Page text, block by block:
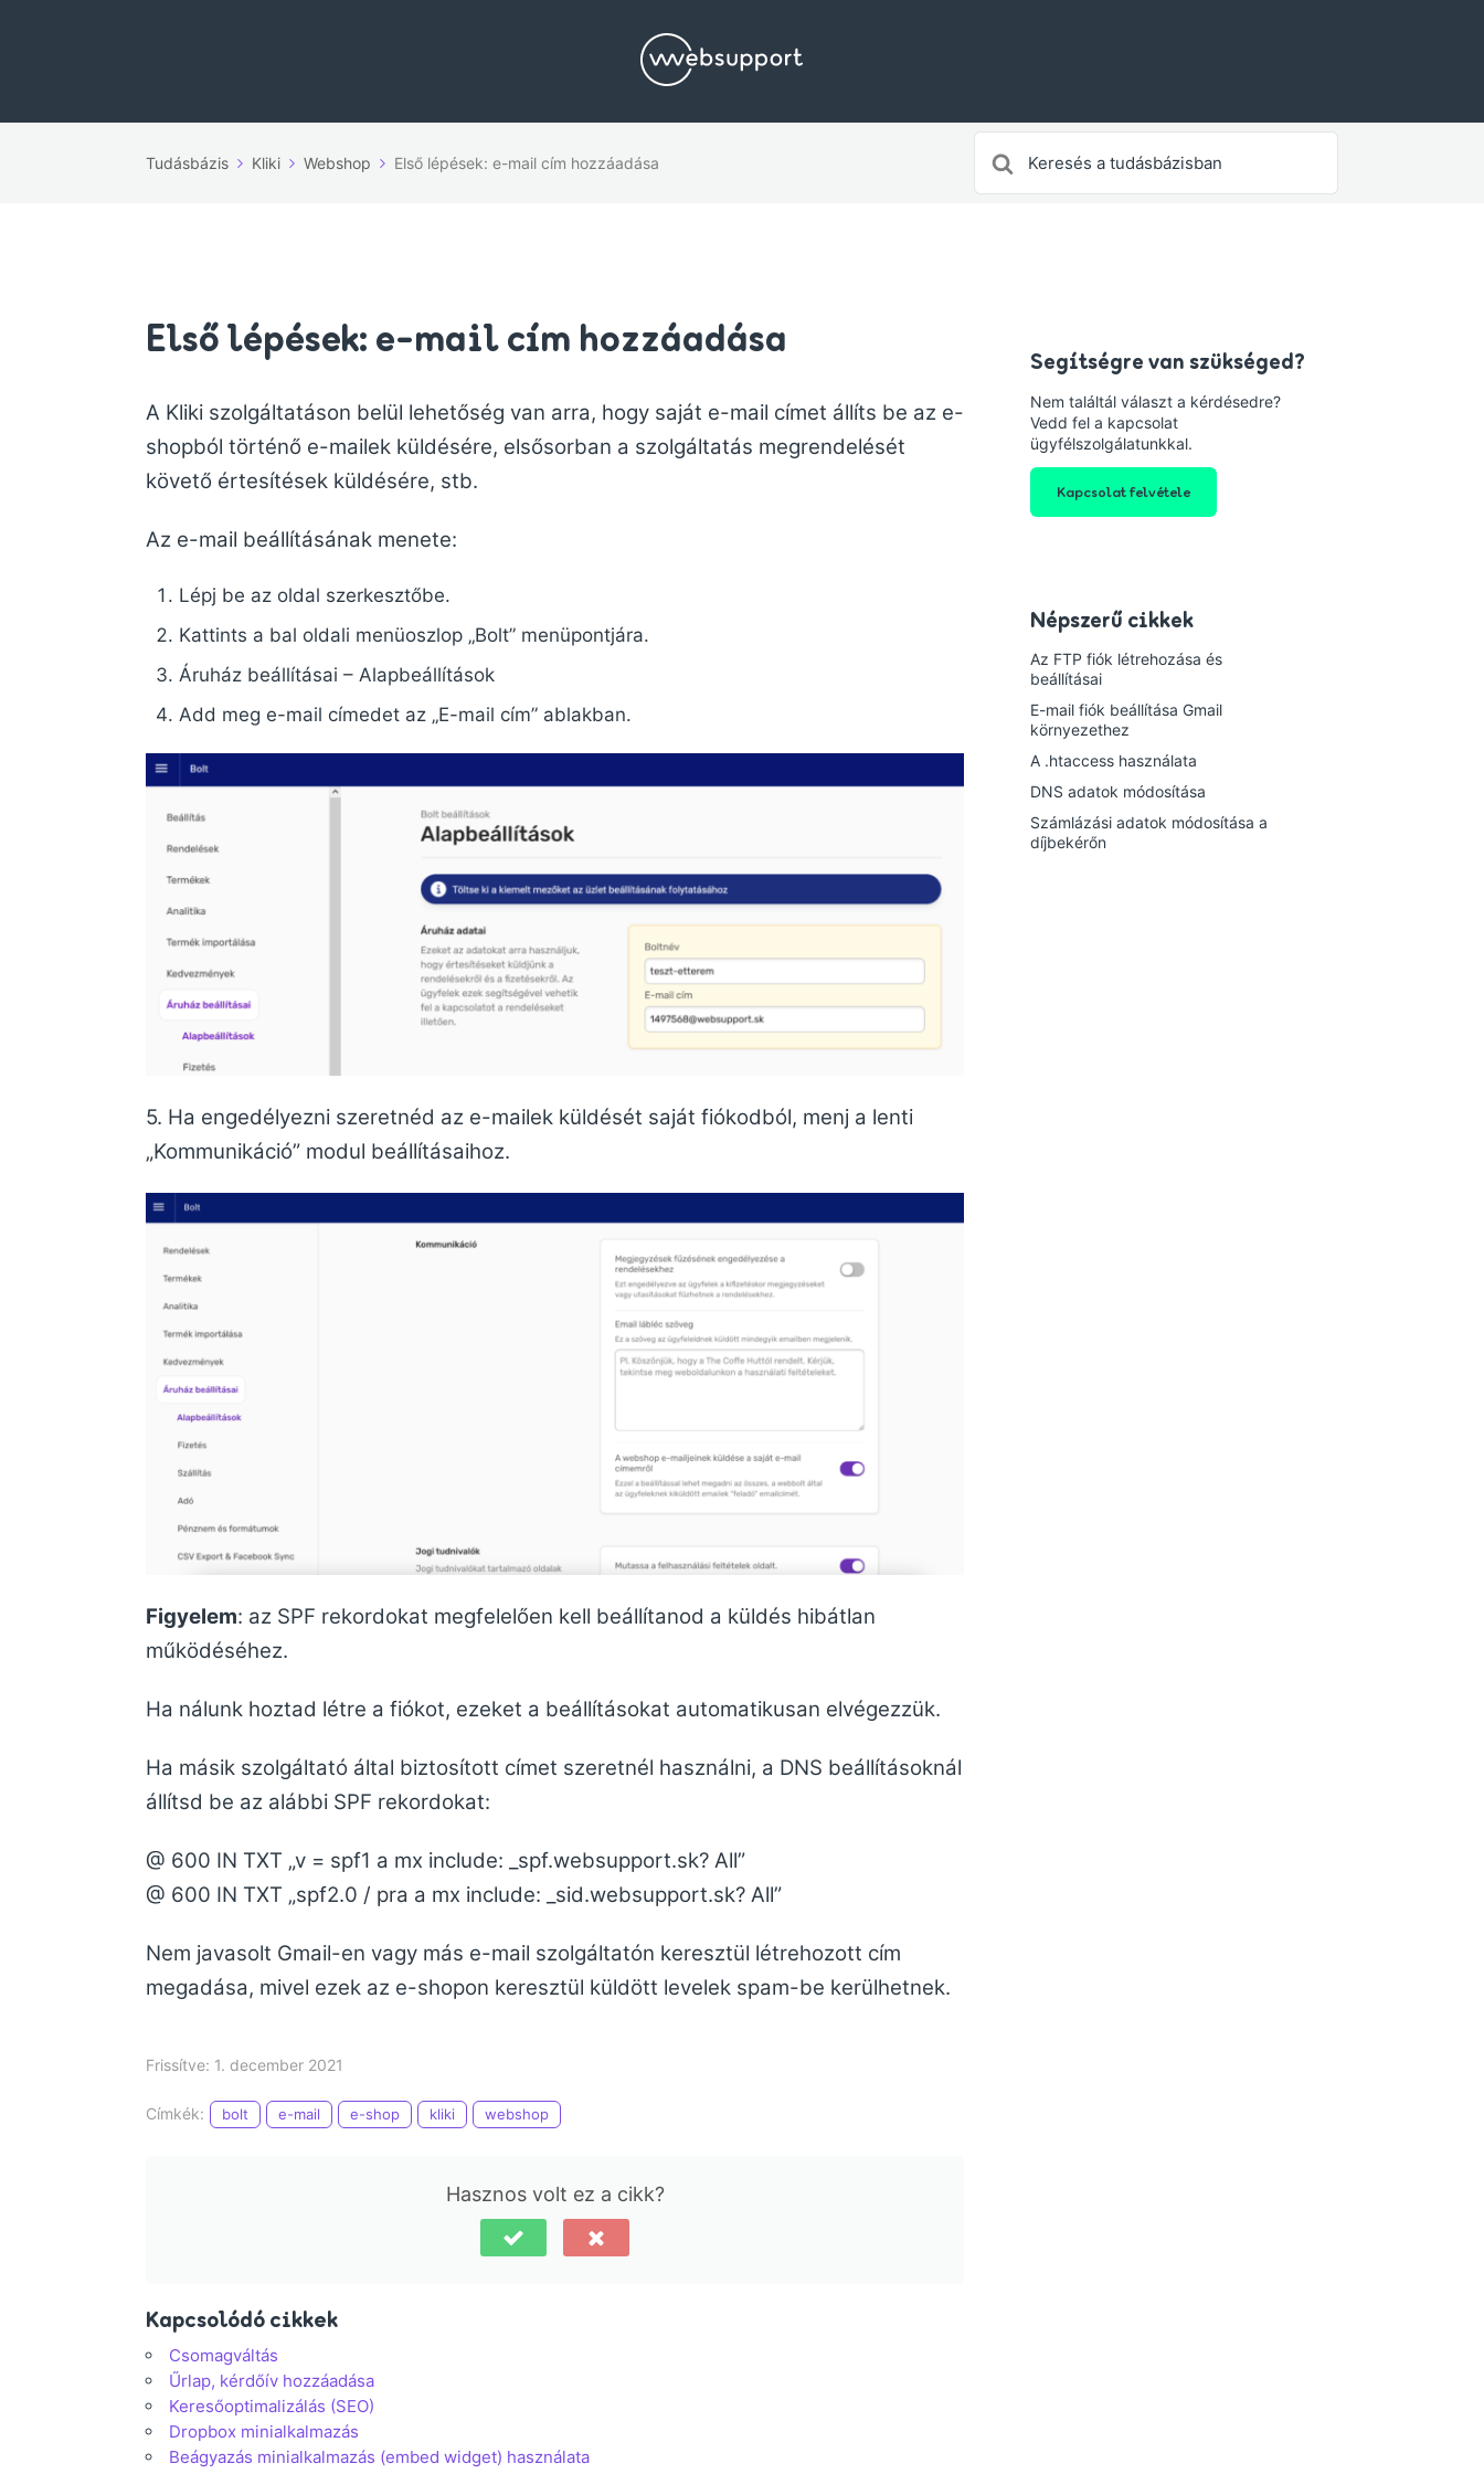
Tudásbázis Kliki Webshop Első lépések: e-mail cím hozzáadása
For
Első lépések: e-mail cím hozzáadása
A Kliki szolgáltatáson belül lehetőség van arra, hogy saját e-mail címet állíts be az e-
shopból történő e-mailek küldésére, elsősorban a szolgáltatás megrendelését
követő értesítések küldésére, stb.
Az e-mail beállításának menete:
Lépj be az oldal szerkesztőbe.
Kattints a bal oldali menüoszlop „Bolt” menüpontjára.
Áruház beállításai – Alapbeállítások
Add meg e-mail címedet az „E-mail cím” ablakban.
5. Ha engedélyezni szeretnéd az e-mailek küldését saját fiókodból, menj a lenti
„Kommunikáció” modul beállításaihoz.
Figyelem: az SPF rekordokat megfelelően kell beállítanod a küldés hibátlan
működéséhez.
Ha nálunk hoztad létre a fiókot, ezeket a beállításokat automatikusan elvégezzük.
Ha másik szolgáltató által biztosított címet szeretnél használni, a DNS beállításoknál
állítsd be az alábbi SPF rekordokat:
@ 600 IN TXT „v = spf1 a mx include: _spf.websupport.sk? All”
@ 600 IN TXT „spf2.0 / pra a mx include: _sid.websupport.sk? All”
Nem javasolt Gmail-en vagy más e-mail szolgáltatón keresztül létrehozott cím
megadása, mivel ezek az e-shopon keresztül küldött levelek spam-be kerülhetnek.
Frissítve: 1. december 2021
Címkék: bolt e-mail e-shop kliki webshop
Hasznos volt ez a cikk?
Kapcsolódó cikkek
Csomagváltás
Űrlap, kérdőív hozzáadása
Keresőoptimalizálás (SEO)
Dropbox minialkalmazás
Beágyazás minialkalmazás (embed widget) használata
Segítségre van szükséged?
Nem találtál választ a kérdésedre?
Vedd fel a kapcsolat
ügyfélszolgálatunkkal.
Kapcsolat felvétele
Népszerű cikkek
Az FTP fiók létrehozása és
beállításai
E-mail fiók beállítása Gmail
környezethez
A .htaccess használata
DNS adatok módosítása
Számlázási adatok módosítása a
díjbekérőn